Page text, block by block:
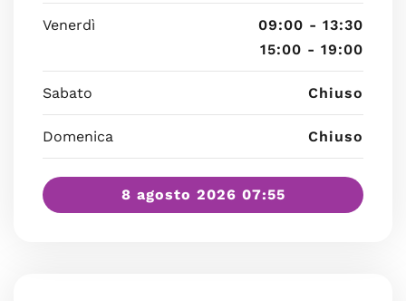
Venerdì
09:00 - 13:30
15:00 - 19:00
Sabato Chiuso
Domenica Chiuso
8 agosto 2026 07:55